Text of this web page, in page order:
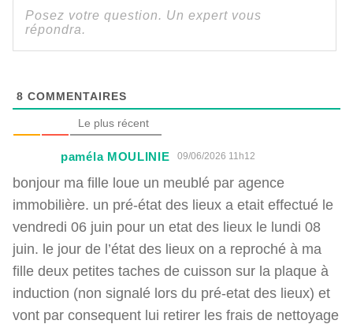
8 COMMENTAIRES
Le plus récent
paméla MOULINIE 09/06/2026 11h12
bonjour ma fille loue un meublé par agence
immobilière. un pré-état des lieux a etait effectué le
vendredi 06 juin pour un etat des lieux le lundi 08
juin. le jour de l’état des lieux on a reproché à ma
fille deux petites taches de cuisson sur la plaque à
induction (non signalé lors du pré-etat des lieux) et
vont par consequent lui retirer les frais de nettoyage